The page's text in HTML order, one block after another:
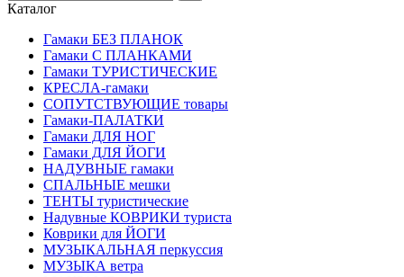
Каталог
Гамаки БЕЗ ПЛАНОК
Гамаки С ПЛАНКАМИ
Гамаки ТУРИСТИЧЕСКИЕ
КРЕСЛА-гамаки
СОПУТСТВУЮЩИЕ товары
Гамаки-ПАЛАТКИ
Гамаки ДЛЯ НОГ
Гамаки ДЛЯ ЙОГИ
НАДУВНЫЕ гамаки
СПАЛЬНЫЕ мешки
ТЕНТЫ туристические
Надувные КОВРИКИ туриста
Коврики для ЙОГИ
МУЗЫКАЛЬНАЯ перкуссия
МУЗЫКА ветра